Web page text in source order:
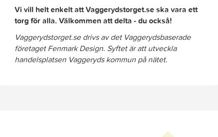
Vi vill helt enkelt att Vaggerydstorget.se ska vara ett
torg för alla. Välkommen att delta - du också!
Vaggerydstorget.se drivs av det Vaggerydsbaserade
företaget Fenmark Design. Syftet är att utveckla
handelsplatsen Vaggeryds kommun på nätet.